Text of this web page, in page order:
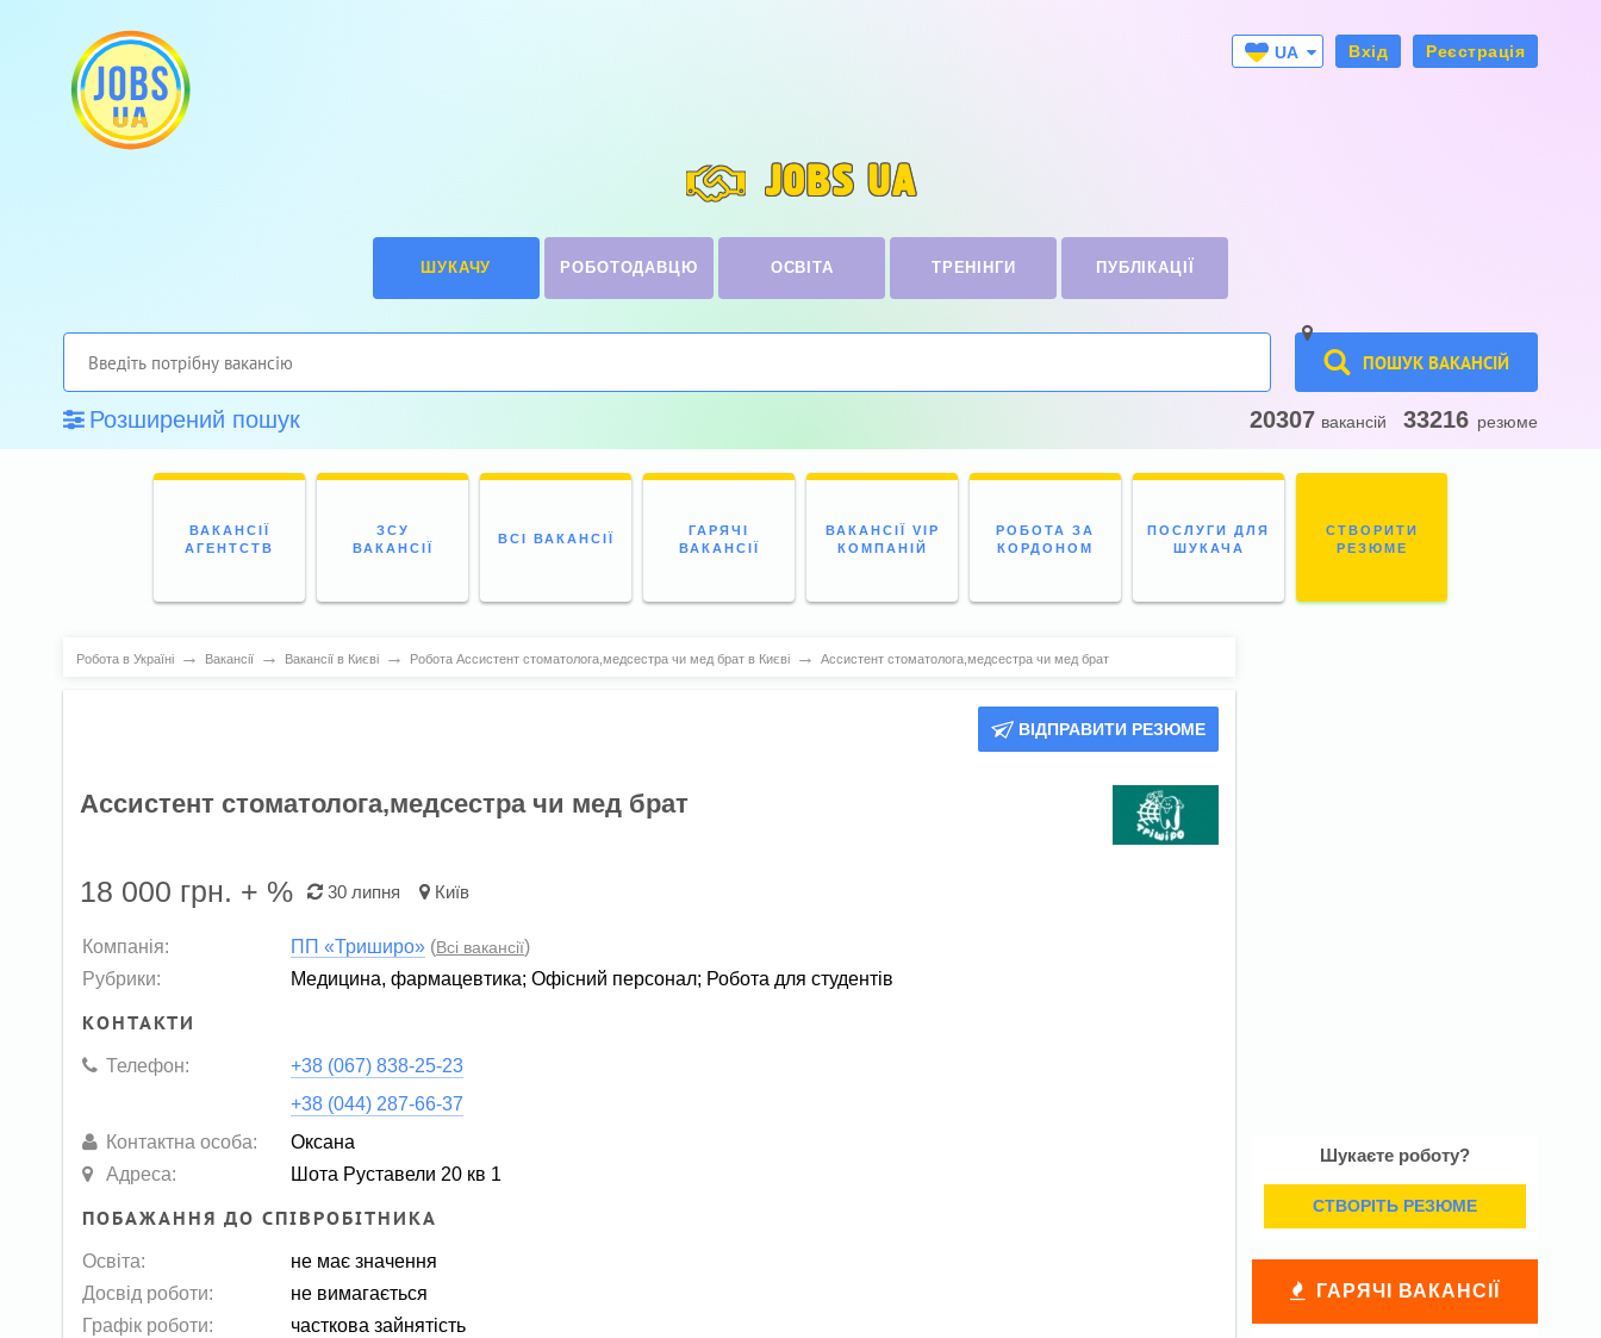
UA
Вхід Реєстрація
JOBS UA
ШУКАЧУ РОБОТОДАВЦЮ ОСВІТА ТРЕНІНГИ ПУБЛІКАЦІЇ
ПОШУК ВАКАНСІЙ
Розширений пошук 20307 вакансій 33216 резюме
ВАКАНСІЇ
АГЕНТСТВ
ЗСУ
ВАКАНСІЇ
ВСІ ВАКАНСІЇ
ГАРЯЧІ
ВАКАНСІЇ
ВАКАНСІЇ VIP
КОМПАНІЙ
РОБОТА ЗА
КОРДОНОМ
ПОСЛУГИ ДЛЯ
ШУКАЧА
СТВОРИТИ
РЕЗЮМЕ
Робота в Україні → Вакансії → Вакансії в Києві → Робота Ассистент стоматолога,медсестра чи мед брат в Києві → Ассистент стоматолога,медсестра чи мед брат
ВІДПРАВИТИ РЕЗЮМЕ
Ассистент стоматолога,медсестра чи мед брат
18 000 грн. + % 30 липня Київ
Компанія: ПП «Триширо» (Всі вакансії)
Рубрики:
Медицина, фармацевтика;Офісний персонал; Робота для студентів
КОНТАКТИ
Телефон:
+38 (067) 838-25-23
+38 (044) 287-66-37
Контактна особа:
Оксана
Адреса:
Шота Руставели 20 кв 1
ПОБАЖАННЯ ДО СПІВРОБІТНИКА
Освіта:
не має значення
Досвід роботи:
не вимагається
Графік роботи:
часткова зайнятість
Шукаєте роботу?
СТВОРІТЬ РЕЗЮМЕ
ГАРЯЧІ ВАКАНСІЇ